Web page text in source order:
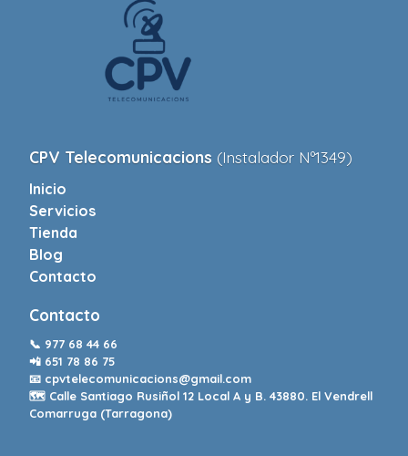
CPV Telecomunicacions (Instalador Nº1349)
Inicio
Servicios
Tienda
Blog
Contacto
Contacto
📞 977 68 44 66
📲 651 78 86 75
📧 cpvtelecomunicacions@gmail.com
🗺️ Calle Santiago Rusiñol 12 Local A y B. 43880. El Vendrell
Comarruga (Tarragona)